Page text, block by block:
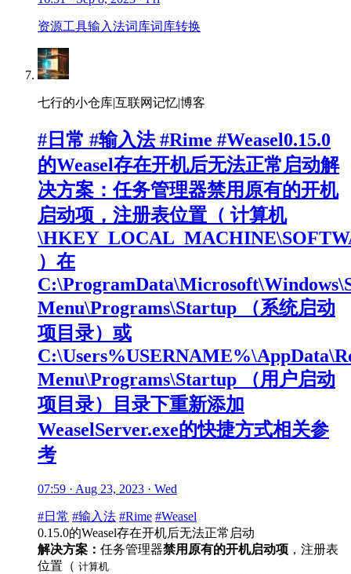
资源工具输入法词库词库转换
七行的小仓库|互联网记忆|博客
#日常 #输入法 #Rime #Weasel0.15.0
的Weasel存在开机后无法正常启动解
决方案：任务管理器禁用原有的开机
启动项，注册表位置（ 计算机
）在
Menu\Programs\Startup （系统启动
项目录）或
Menu\Programs\Startup （用户启动
项目录）目录下重新添加
WeaselServer.exe的快捷方式相关参
考
07:59 · Aug 23, 2023 · Wed
#日常 #输入法 #Rime #Weasel
0.15.0的Weasel存在开机后无法正常启动
解决方案： 任务管理器禁用原有的开机启动项 ，注册表
位置（ 计算机